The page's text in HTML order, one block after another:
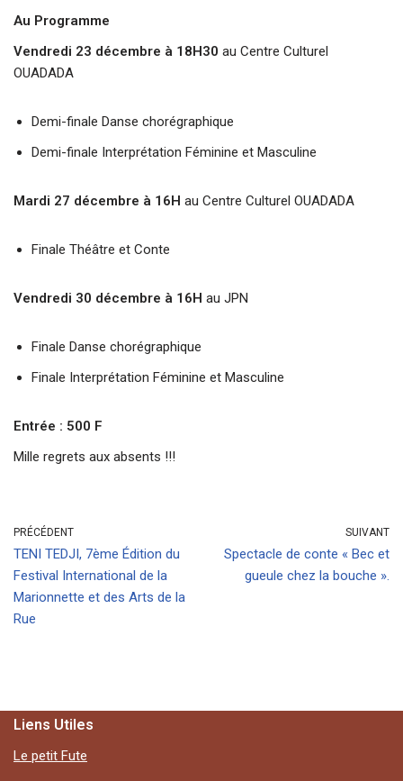
Au Programme
Vendredi 23 décembre à 18H30 au Centre Culturel
OUADADA
Demi-finale Danse chorégraphique
Demi-finale Interprétation Féminine et Masculine
Mardi 27 décembre à 16H au Centre Culturel OUADADA
Finale Théâtre et Conte
Vendredi 30 décembre à 16H au JPN
Finale Danse chorégraphique
Finale Interprétation Féminine et Masculine
Entrée : 500 F
Mille regrets aux absents !!!
PRÉCÉDENT
TENI TEDJI, 7ème Édition du
Festival International de la
Marionnette et des Arts de la
Rue
SUIVANT
Spectacle de conte « Bec et
gueule chez la bouche ».
Liens Utiles
Le petit Fute